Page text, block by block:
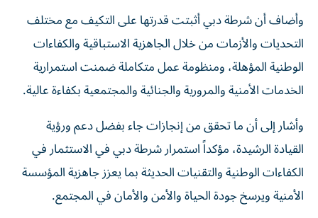
وأضاف أن شرطة دبي أثبتت قدرتها على التكيف مع مختلف
التحديات والأزمات من خلال الجاهزية الاستباقية والكفاءات
الوطنية المؤهلة، ومنظومة عمل متكاملة ضمنت استمرارية
الخدمات الأمنية والمرورية والجنائية والمجتمعية بكفاءة عالية.
وأشار إلى أن ما تحقق من إنجازات جاء بفضل دعم ورؤية
القيادة الرشيدة، مؤكداً استمرار شرطة دبي في الاستثمار في
الكفاءات الوطنية والتقنيات الحديثة بما يعزز جاهزية المؤسسة
الأمنية ويرسخ جودة الحياة والأمن والأمان في المجتمع.